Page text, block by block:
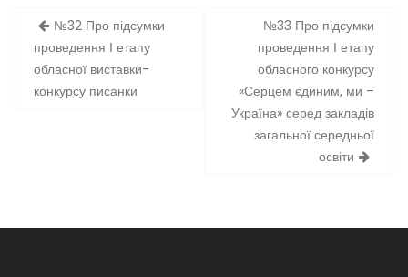
Навігація
записів
№32 Про підсумки
проведення І етапу
обласної виставки-
конкурсу писанки
№33 Про підсумки
проведення І етапу
обласного конкурсу
«Серцем єдиним, ми –
Україна» серед закладів
загальної середньої
освіти